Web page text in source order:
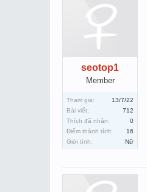
seotop1
Member
Tham gia:
13/7/22
Bài viết:
712
Thích đã nhận:
0
Điểm thành tích:
16
Giới tính:
Nữ